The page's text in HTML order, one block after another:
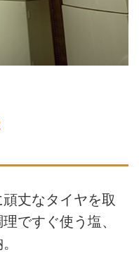
丈なタイヤを取
ですぐ使う塩、